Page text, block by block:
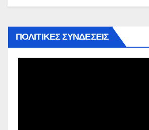
ΠΟΛΙΤΙΚΕΣ ΣΥΝΔΕΣΕΙΣ